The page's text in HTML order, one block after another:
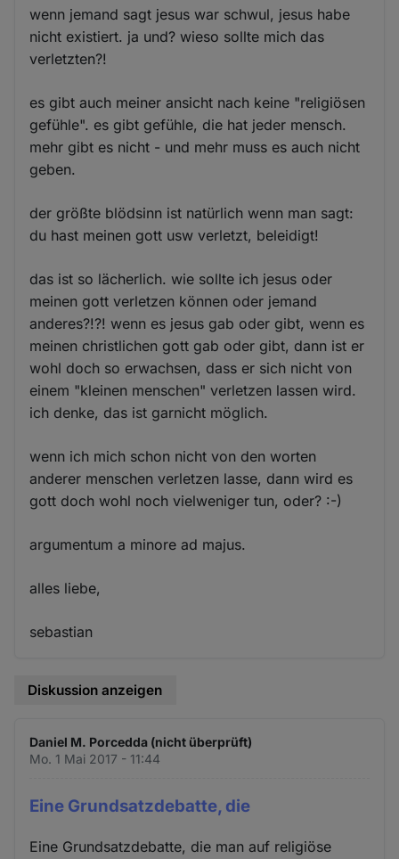
wenn jemand sagt jesus war schwul, jesus habe
nicht existiert. ja und? wieso sollte mich das
verletzten?!
es gibt auch meiner ansicht nach keine "religiösen
gefühle". es gibt gefühle, die hat jeder mensch.
mehr gibt es nicht - und mehr muss es auch nicht
geben.
der größte blödsinn ist natürlich wenn man sagt:
du hast meinen gott usw verletzt, beleidigt!
das ist so lächerlich. wie sollte ich jesus oder
meinen gott verletzen können oder jemand
anderes?!?! wenn es jesus gab oder gibt, wenn es
meinen christlichen gott gab oder gibt, dann ist er
wohl doch so erwachsen, dass er sich nicht von
einem "kleinen menschen" verletzen lassen wird.
ich denke, das ist garnicht möglich.
wenn ich mich schon nicht von den worten
anderer menschen verletzen lasse, dann wird es
gott doch wohl noch vielweniger tun, oder? :-)
argumentum a minore ad majus.
alles liebe,
sebastian
Diskussion anzeigen
Daniel M. Porcedda (nicht überprüft)
Mo. 1 Mai 2017 - 11:44
Eine Grundsatzdebatte, die
Eine Grundsatzdebatte, die man auf religiöse